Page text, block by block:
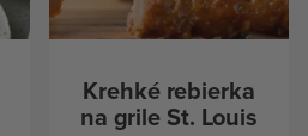
Krehké rebierka
na grile St. Louis